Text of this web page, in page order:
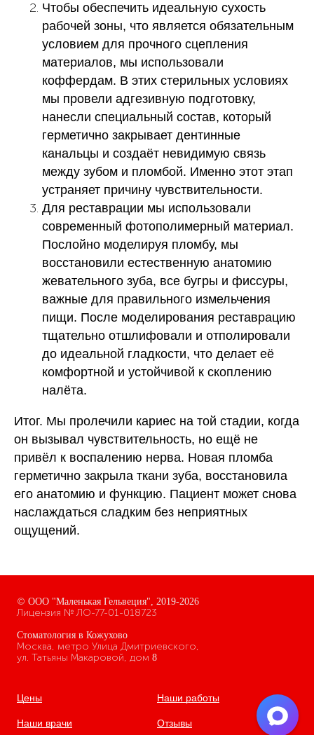
Чтобы обеспечить идеальную сухость
рабочей зоны, что является обязательным
условием для прочного сцепления
материалов, мы использовали
коффердам. В этих стерильных условиях
мы провели адгезивную подготовку,
нанесли специальный состав, который
герметично закрывает дентинные
канальцы и создаёт невидимую связь
между зубом и пломбой. Именно этот этап
устраняет причину чувствительности.
Для реставрации мы использовали
современный фотополимерный материал.
Послойно моделируя пломбу, мы
восстановили естественную анатомию
жевательного зуба, все бугры и фиссуры,
важные для правильного измельчения
пищи. После моделирования реставрацию
тщательно отшлифовали и отполировали
до идеальной гладкости, что делает её
комфортной и устойчивой к скоплению
налёта.
Итог. Мы пролечили кариес на той стадии, когда
он вызывал чувствительность, но ещё не
привёл к воспалению нерва. Новая пломба
герметично закрыла ткани зуба, восстановила
его анатомию и функцию. Пациент может снова
наслаждаться сладким без неприятных
ощущений.
© ООО "Маленькая Гельвеция", 2019-2026
Лицензия № ЛО-77-01-018723
Стоматология в Кожухово
Москва, метро Улица Дмитриевского,
ул. Татьяны Макаровой, дом 8
Цены
Наши врачи
Наши работы
Отзывы